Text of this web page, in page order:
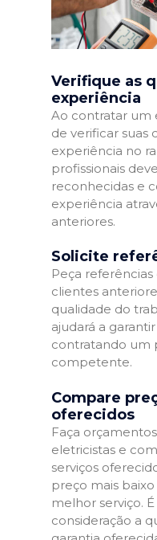
Verifique as
experiência
Ao contratar um
de verificar suas
experiência no
profissionais
reconhecidas e
experiência
anteriores.
Solicite
Peça
clientes
qualidade do
ajudará a
contratando um
competente.
Compare
oferecidos
Faça
eletricistas e
serviços
preço mais
melhor serviço.
consideração a